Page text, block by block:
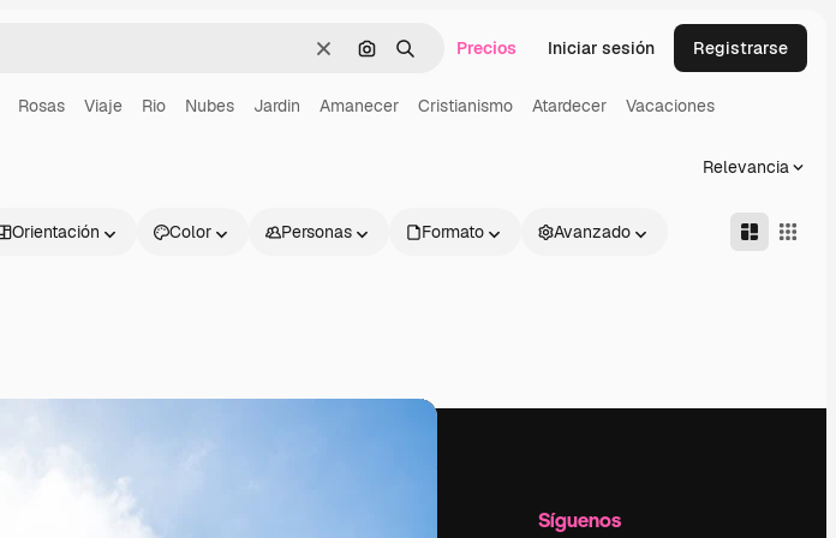
BorrarBuscar por imagen
BuscarPrecios Iniciar sesión Registrarse
Rosas Viaje Rio Nubes Jardin Amanecer Cristianismo Atardecer Vacaciones
Relevancia
Orientación Color Personas Formato Avanzado
Síguenos